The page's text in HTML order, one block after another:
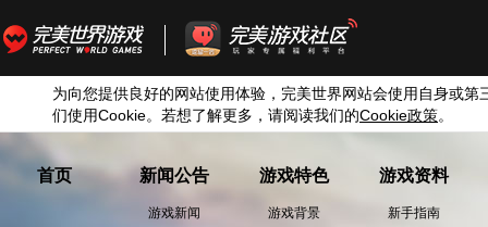
为向您提供良好的网站使用体验，完美世界网站会使用自身或第
们使用Cookie。若想了解更多，请阅读我们的Cookie政策。
首页 新闻公告
游戏新闻
游戏特色
游戏背景
游戏资料
新手指南